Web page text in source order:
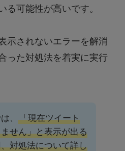
る可能性が高いです。
示されないエラーを解消
った対処法を着実に実行
、
「現在ツイート
せん」と表示が出る
対処法について詳し